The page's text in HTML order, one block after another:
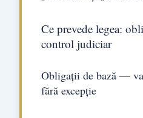
Ce prevede legea:
control judiciar
Obligații de bază —
fără excepție